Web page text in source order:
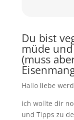
Du bist
müde
(muss
Hallo liebe
ich wollte dir
und Tipps zu